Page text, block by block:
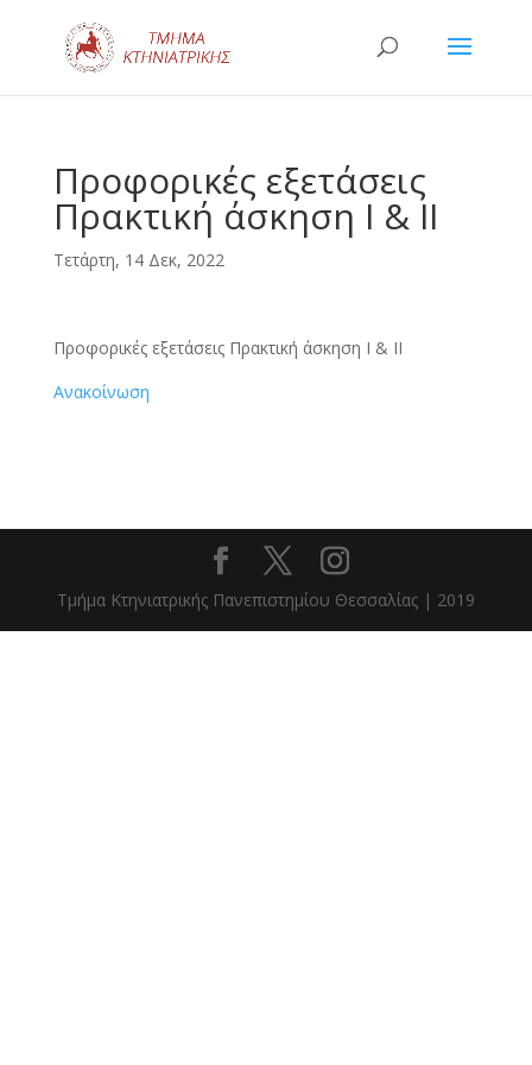
Προφορικές εξετάσεις
Πρακτική άσκηση Ι & ΙΙ
Τετάρτη, 14 Δεκ, 2022
Προφορικές εξετάσεις Πρακτική άσκηση Ι & ΙΙ
Ανακοίνωση
Τμήμα Κτηνιατρικής Πανεπιστημίου Θεσσαλίας | 2019